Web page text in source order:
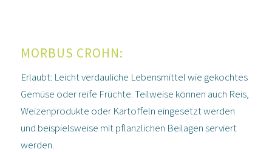
MORBUS CROHN:
Erlaubt: Leicht verdauliche Lebensmittel wie gekochtes
Gemüse oder reife Früchte. Teilweise können auch Reis,
Weizenprodukte oder Kartoffeln eingesetzt werden
und beispielsweise mit pflanzlichen Beilagen serviert
werden.